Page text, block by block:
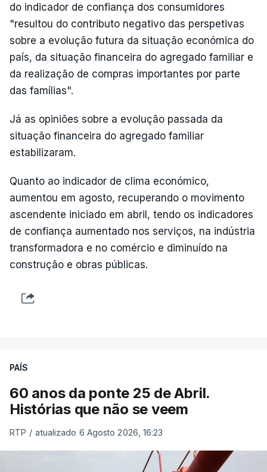
do indicador de confiança dos consumidores
"resultou do contributo negativo das perspetivas
sobre a evolução futura da situação económica do
país, da situação financeira do agregado familiar e
da realização de compras importantes por parte
das famílias".
Já as opiniões sobre a evolução passada da
situação financeira do agregado familiar
estabilizaram.
Quanto ao indicador de clima económico,
aumentou em agosto, recuperando o movimento
ascendente iniciado em abril, tendo os indicadores
de confiança aumentado nos serviços, na indústria
transformadora e no comércio e diminuído na
construção e obras públicas.
PAÍS
60 anos da ponte 25 de Abril.
Histórias que não se veem
RTP / atualizado 6 Agosto 2026, 16:23